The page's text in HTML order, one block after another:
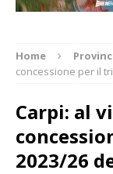
Home
concessione per il
Carpi: al
2023/26